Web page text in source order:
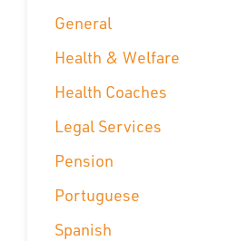
General
Health & Welfare
Health Coaches
Legal Services
Pension
Portuguese
Spanish